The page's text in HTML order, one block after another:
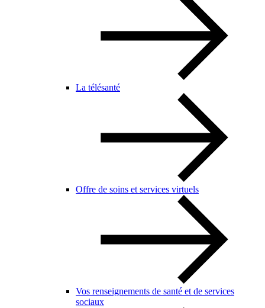
La télésanté
Offre de soins et services virtuels
Vos renseignements de santé et de services
sociaux